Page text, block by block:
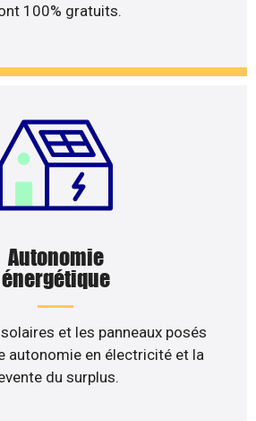
100% gratuits.
Autonomie
énergétique
et les panneaux posés
autonomie en électricité et la
du surplus.